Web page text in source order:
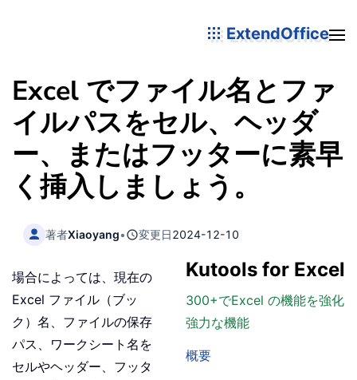
ExtendOffice
Excel でファイル名とファ
イルパスをセル、ヘッダ
ー、またはフッターに素早
く挿入しましょう。
著者Xiaoyang• 変更日2024-12-10
Kutools for Excel
300+でExcel の機能を強化
強力な機能
概要
場合によっては、現在の
Excel ファイル（ブッ
ク）名、ファイルの保存
パス、ワークシート名を
セルやヘッダー、フッタ